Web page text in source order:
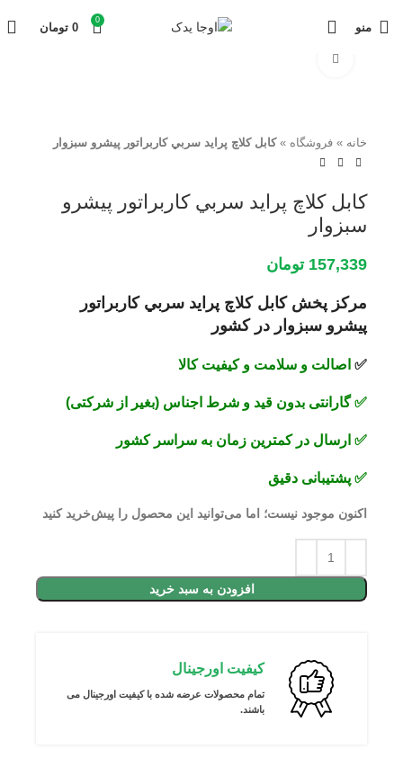
منو
0
0 تومان
خانه » فروشگاه »كابل كلاچ پرايد سربي كاربراتور پیشرو سبزوار
كابل كلاچ پرايد سربي كاربراتور پیشرو
سبزوار
157,339 تومان
مرکز پخش كابل كلاچ پرايد سربي كاربراتور
پیشرو سبزوار در کشور
✅ اصالت و سلامت و کیفیت کالا
✅گارانتی بدون قید و شرط اجناس (بغیر از شرکتی)
✅ ارسال در کمترین زمان به سراسر کشور
✅ پشتیبانی دقیق
اکنون موجود نیست؛ اما می‌توانید این محصول را پیش‌خرید کنید
افزودن به سبد خرید
کیفیت اورجینال
تمام محصولات عرضه شده با کیفیت اورجینال می
باشند.